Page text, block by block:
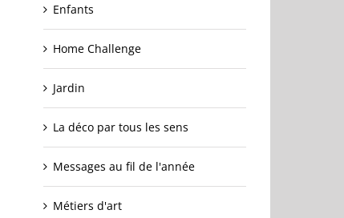
Enfants
Home Challenge
Jardin
La déco par tous les sens
Messages au fil de l'année
Métiers d'art